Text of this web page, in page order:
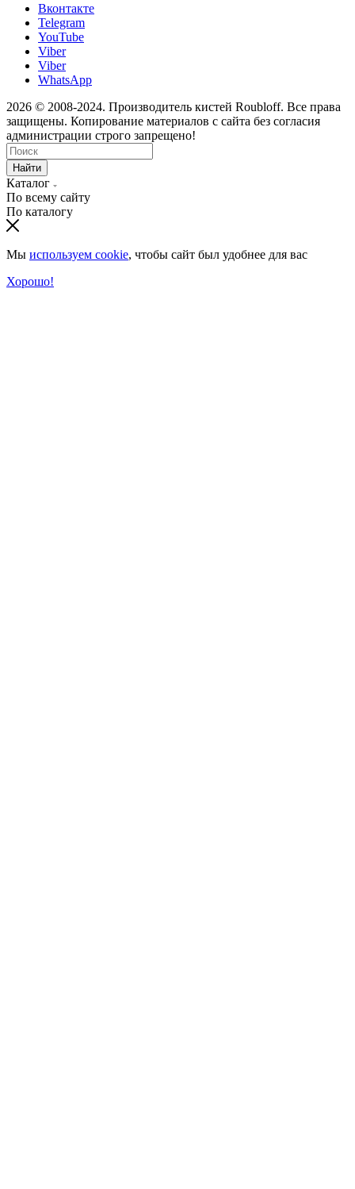
Вконтакте
Telegram
YouTube
Viber
Viber
WhatsApp
2026 © 2008-2024. Производитель кистей Roubloff. Все права
защищены. Копирование материалов с сайта без согласия
администрации строго запрещено!
Найти
Каталог
По всему сайту
По каталогу
Мы используем cookie, чтобы сайт был удобнее для вас
Хорошо!